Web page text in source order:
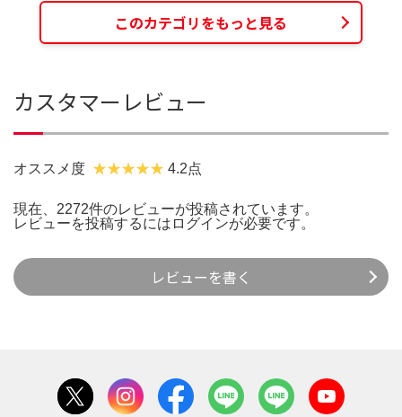
このカテゴリをもっと見る
カスタマーレビュー
オススメ度 4.2点
現在、2272件のレビューが投稿されています。
レビューを投稿するには ログインが必要です。
レビューを書く